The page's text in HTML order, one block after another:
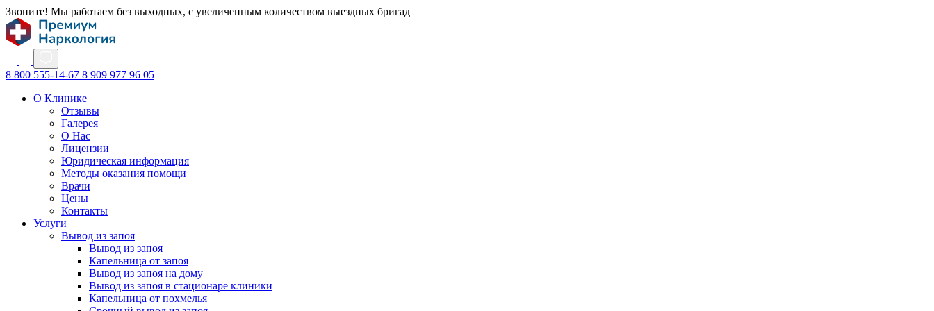
Звоните! Мы работаем без выходных, с увеличенным количеством выездных бригад
8 800 555-14-67 8 909 977 96 05
О Клинике
Отзывы
Галерея
О Нас
Лицензии
Юридическая информация
Методы оказания помощи
Врачи
Цены
Контакты
Услуги
Вывод из запоя
Вывод из запоя
Капельница от запоя
Вывод из запоя на дому
Вывод из запоя в стационаре клиники
Капельница от похмелья